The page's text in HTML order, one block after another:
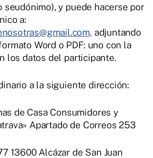
seudónimo), y puede hacerse por
a:
adjuntando
Word o PDF: uno con la
los datos del participante.
a la siguiente dirección:
de Casa Consumidores y
Apartado de Correos 253
13600 Alcázar de San Juan